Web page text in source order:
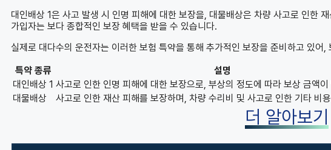
대인배상 1은 사고 발생 시 인명 피해에 대한 보장을, 대물배상은 차량 사고로 인한
가입자는 보다 종합적인 보장 혜택을 받을 수 있습니다.
실제로 대다수의 운전자는 이러한 보험 특약을 통해 추가적인 보장을 준비하고 있어
특약 종류
설명
대인배상 1 사고로 인한 인명 피해에 대한 보장으로, 부상의 정도에 따라 보상 금액
대물배상
사고로 인한 재산 피해를 보장하며, 차량 수리비 및 사고로 인한 기타 비
더 알아보기